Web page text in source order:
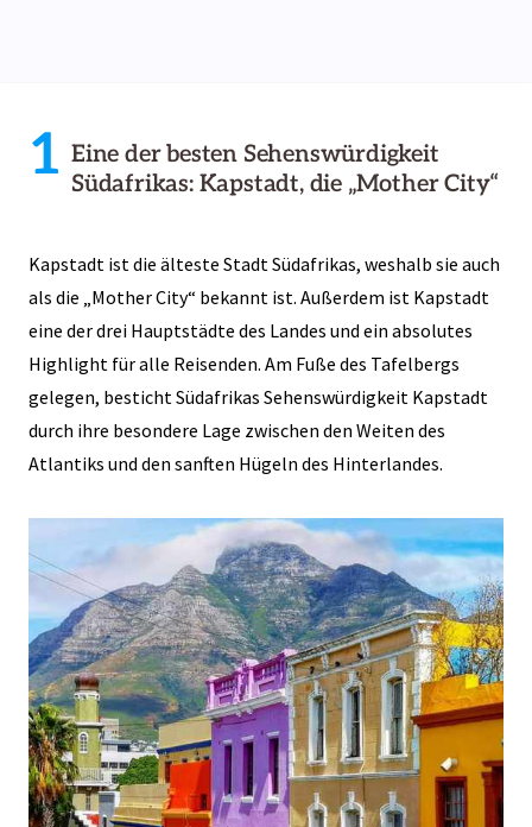
1 Eine der besten Sehenswürdigkeit
Südafrikas: Kapstadt, die „Mother City“
Kapstadt ist die älteste Stadt Südafrikas, weshalb sie auch
als die „Mother City“ bekannt ist. Außerdem ist Kapstadt
eine der drei Hauptstädte des Landes und ein absolutes
Highlight für alle Reisenden. Am Fuße des Tafelbergs
gelegen, besticht Südafrikas Sehenswürdigkeit Kapstadt
durch ihre besondere Lage zwischen den Weiten des
Atlantiks und den sanften Hügeln des Hinterlandes.